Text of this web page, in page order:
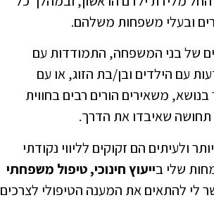
ובעלי משפחות משלהם.
של בני המשפחה, התמודדות עם
עם הילדים ובן/בת הזוג, או עם
משאירים הורים רבים בחווית
תחושה שאיבדו את הדרך.
ולעיתים הם זקוקים לליווי נקודתי
שלי בייעוץ חינוכי, טיפול משפחתי
לי להתאים את המענה הטיפולי לצרכים